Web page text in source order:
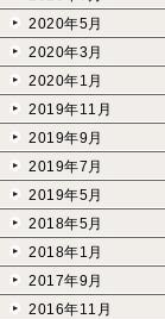
2020年5月
2020年3月
2020年1月
2019年11月
2019年9月
2019年7月
2019年5月
2018年5月
2018年1月
2017年9月
2016年11月